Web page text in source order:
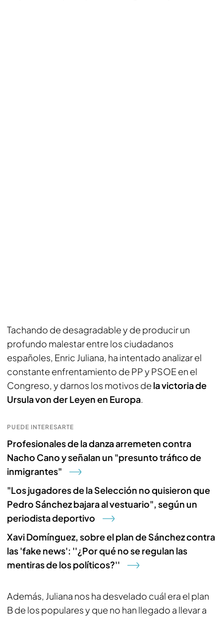
Tachando de desagradable y de producir un
profundo malestar entre los ciudadanos
españoles, Enric Juliana, ha intentado analizar el
constante enfrentamiento de PP y PSOE en el
Congreso, y darnos los motivos de la victoria de
Ursula von der Leyen en Europa.
PUEDE INTERESARTE
Profesionales de la danza arremeten contra
Nacho Cano y señalan un "presunto tráfico de
inmigrantes"
"Los jugadores de la Selección no quisieron que
Pedro Sánchez bajara al vestuario", según un
periodista deportivo
Xavi Domínguez, sobre el plan de Sánchez contra
las 'fake news': ''¿Por qué no se regulan las
mentiras de los políticos?''
Además, Juliana nos ha desvelado cuál era el plan
B de los populares y que no han llegado a llevar a